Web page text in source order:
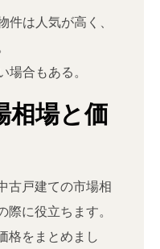
件は人気が高く、
場合もある。
相場と価
古戸建ての市場相
に役立ちます。
格をまとめまし